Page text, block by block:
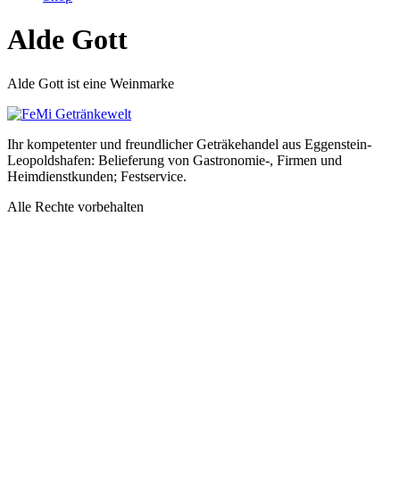
Alde Gott
Alde Gott ist eine Weinmarke
Ihr kompetenter und freundlicher Geträkehandel aus Eggenstein-
Leopoldshafen: Belieferung von Gastronomie-, Firmen und
Heimdienstkunden; Festservice.
Alle Rechte vorbehalten